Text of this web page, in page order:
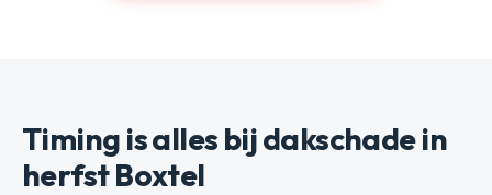
Timing is alles bij dakschade in
herfst Boxtel